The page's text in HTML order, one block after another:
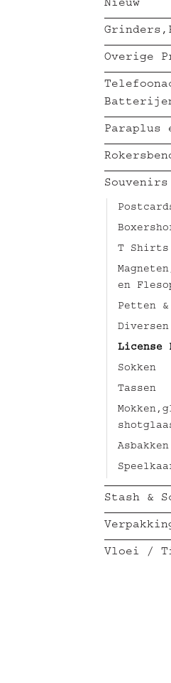
Nieuw
Overige
Paraplus
Souvenirs
T Shirts
en
Petten &
License
Sokken
Tassen
Asbakken
Stash &
Vloei /